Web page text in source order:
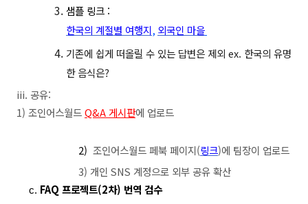
샘플 링크 :
한국의 계절별 여행지, 외국인 마을
기존에 쉽게 떠올릴 수 있는 답변은 제외 ex. 한국의 유명
한 음식은?
iii. 공유:
1) 조인어스월드 Q&A 게시판에 업로드
2) 조인어스월드 페북 페이지(링크)에 팀장이 업로드
3) 개인 SNS 계정으로 외부 공유 확산
FAQ 프로젝트(2차) 번역 검수